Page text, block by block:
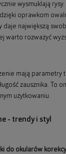
wysmuklają
oprawkom
daje największą
warto rozważyć
mają parametry
zausznika. To
użytkowaniu.
- trendy i styl
do okularów